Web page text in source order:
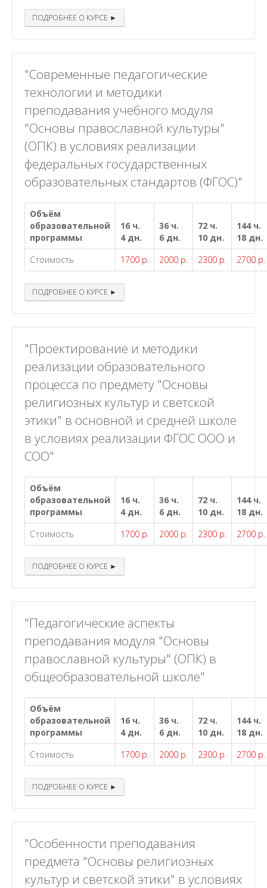
ПОДРОБНЕЕ О КУРСЕ ►
"Современные педагогические
технологии и методики
преподавания учебного модуля
"Основы православной культуры"
(ОПК) в условиях реализации
федеральных государственных
образовательных стандартов (ФГОС)"
Объём
образовательной
программы
16 ч.
4 дн.
36 ч.
6 дн.
72 ч.
10 дн.
144 ч.
18 дн.
Стоимость
1700 р. 2000 р. 2300 р. 2700 р.
ПОДРОБНЕЕ О КУРСЕ ►
"Проектирование и методики
реализации образовательного
процесса по предмету "Основы
религиозных культур и светской
этики" в основной и средней школе
в условиях реализации ФГОС ООО и
СОО"
Объём
образовательной
программы
16 ч.
4 дн.
36 ч.
6 дн.
72 ч.
10 дн.
144 ч.
18 дн.
Стоимость
1700 р. 2000 р. 2300 р. 2700 р.
ПОДРОБНЕЕ О КУРСЕ ►
"Педагогические аспекты
преподавания модуля "Основы
православной культуры" (ОПК) в
общеобразовательной школе"
Объём
образовательной
программы
16 ч.
4 дн.
36 ч.
6 дн.
72 ч.
10 дн.
144 ч.
18 дн.
Стоимость
1700 р. 2000 р. 2300 р. 2700 р.
ПОДРОБНЕЕ О КУРСЕ ►
"Особенности преподавания
предмета "Основы религиозных
культур и светской этики" в условиях